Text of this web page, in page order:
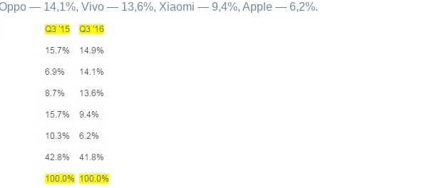
— 14,1%, Vivo — 13,6%, Xiaomi — 9,4%, Apple — 6,2%.